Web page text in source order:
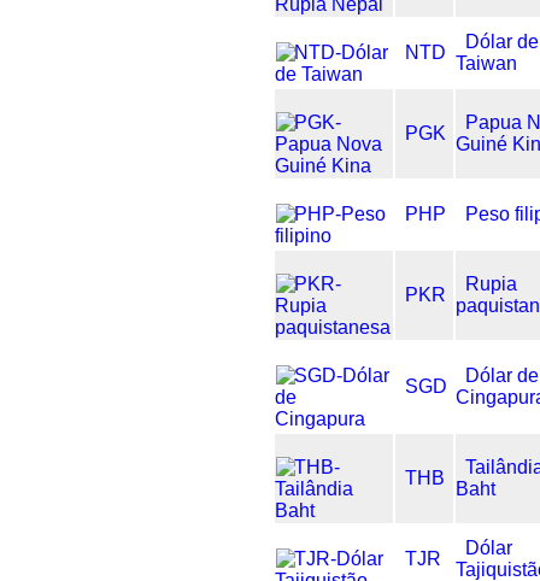
NTD
Dólar de
Taiwan
PGK
Papua
Guiné
PHP Peso
PKR
Rupia
SGD
Dólar de
THB
Baht
TJR
Dólar